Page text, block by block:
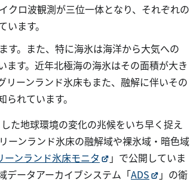
クロ波観測が三位一体となり、それぞれの
ます。
す。また、特に海氷は海洋から大気への
す。近年北極海の海氷はその面積が大き
リーンランド氷床もまた、融解に伴いその
れています。
た地球環境の変化の兆候をいち早く捉え
ーンランド氷床の融解域や裸氷域・暗色域
ーンランド氷床モニタ
」で公開していま
データアーカイブシステム「ADS
」の衛